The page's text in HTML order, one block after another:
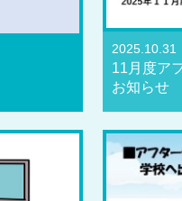
2025.10.31
11月度ア
お知らせ